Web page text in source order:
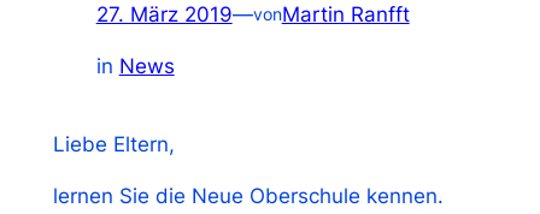
27. März 2019—vonMartin Ranfft
in News
Liebe Eltern,
lernen Sie die Neue Oberschule kennen.